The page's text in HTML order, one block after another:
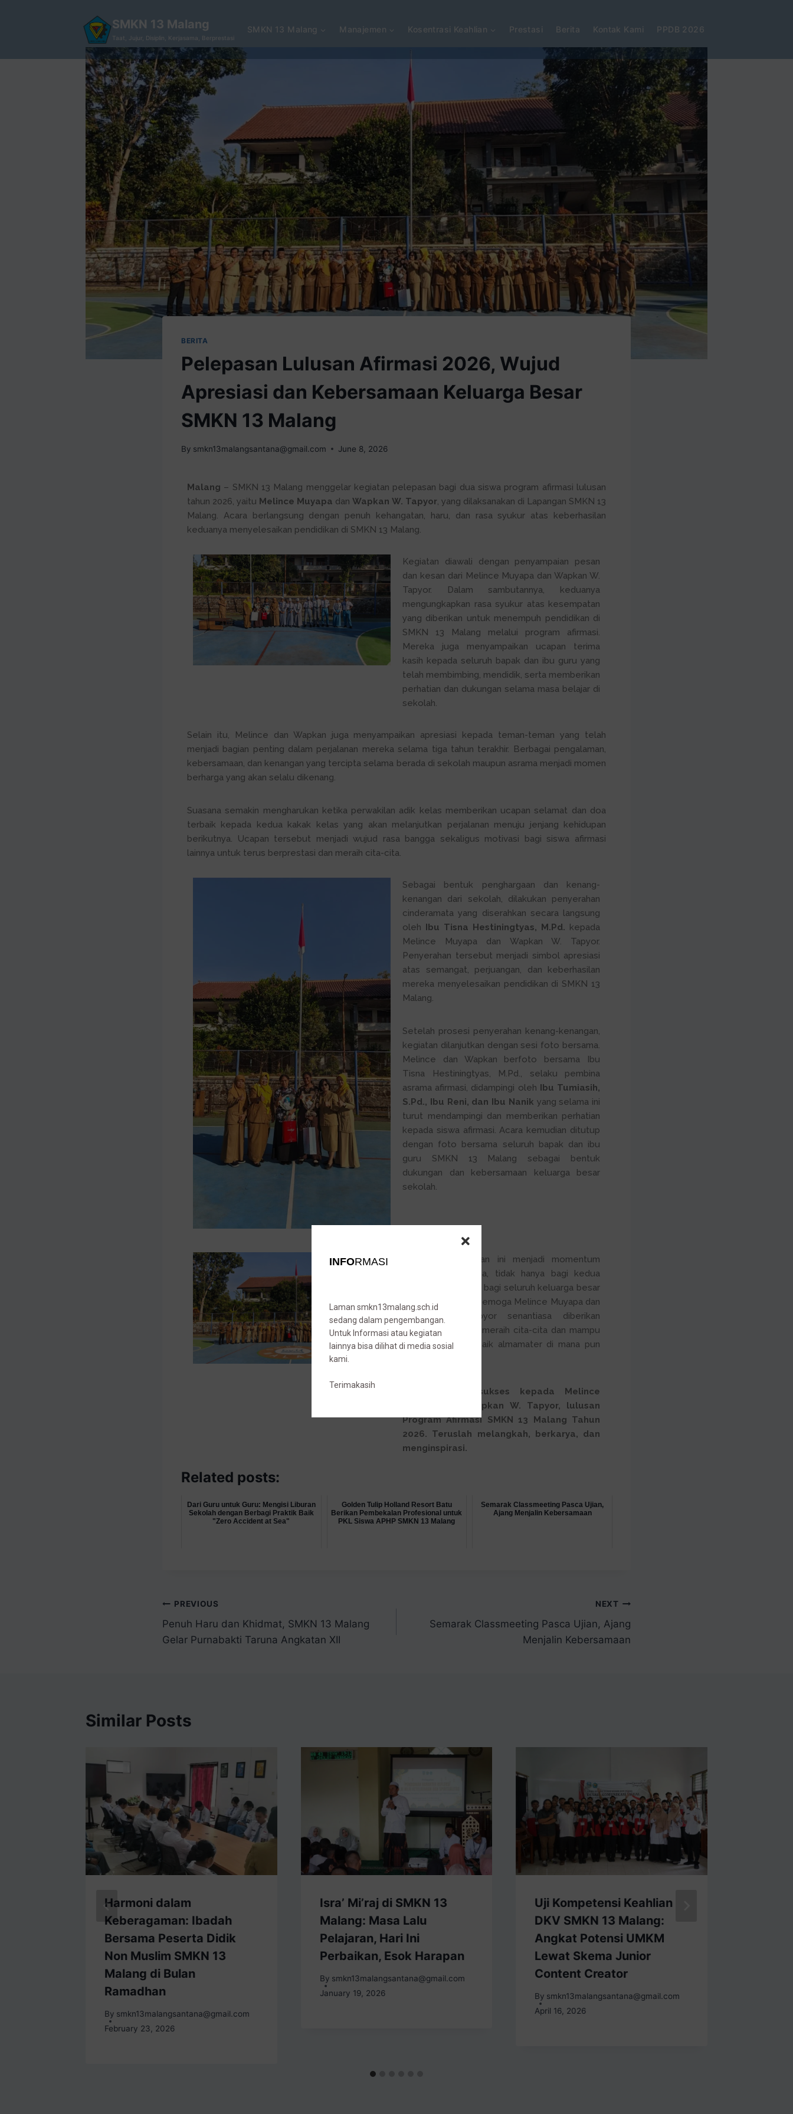
SMKN 13 Malang
Taat, Jujur, Disiplin, Kerjasama, Berprestasi
SMKN 13 Malang Manajemen Kosentrasi Keahlian Prestasi Berita Kontak Kami PPDB 2026
BERITA
Pelepasan Lulusan Afirmasi 2026, Wujud
Apresiasi dan Kebersamaan Keluarga Besar
SMKN 13 Malang
By smkn13malangsantana@gmail.com June 8, 2026
Malang – SMKN 13 Malang menggelar kegiatan pelepasan bagi dua siswa program afirmasi lulusan
tahun 2026, yaitu Melince Muyapa danWapkan W. Tapyor, yang dilaksanakan di Lapangan SMKN 13
Malang. Acara berlangsung dengan penuh kehangatan, haru, dan rasa syukur atas keberhasilan
keduanya menyelesaikan pendidikan di SMKN 13 Malang.
Kegiatan diawali dengan penyampaian pesan
dan kesan dari Melince Muyapa dan Wapkan W.
Tapyor. Dalam sambutannya, keduanya
mengungkapkan rasa syukur atas kesempatan
yang diberikan untuk menempuh pendidikan di
SMKN 13 Malang melalui program afirmasi.
Mereka juga menyampaikan ucapan terima
kasih kepada seluruh bapak dan ibu guru yang
telah membimbing, mendidik, serta memberikan
perhatian dan dukungan selama masa belajar di
sekolah.
Selain itu, Melince dan Wapkan juga menyampaikan apresiasi kepada teman-teman yang telah
menjadi bagian penting dalam perjalanan mereka selama tiga tahun terakhir. Berbagai pengalaman,
kebersamaan, dan kenangan yang tercipta selama berada di sekolah maupun asrama menjadi momen
berharga yang akan selalu dikenang.
Suasana semakin mengharukan ketika perwakilan adik kelas memberikan ucapan selamat dan doa
terbaik kepada kedua kakak kelas yang akan melanjutkan perjalanan menuju jenjang kehidupan
berikutnya. Ucapan tersebut menjadi wujud rasa bangga sekaligus motivasi bagi siswa afirmasi
lainnya untuk terus berprestasi dan meraih cita-cita.
Sebagai bentuk penghargaan dan kenang-
kenangan dari sekolah, dilakukan penyerahan
cinderamata yang diserahkan secara langsung
oleh Ibu Tisna Hestiningtyas, M.Pd. kepada
Melince Muyapa dan Wapkan W. Tapyor.
Penyerahan tersebut menjadi simbol apresiasi
atas semangat, perjuangan, dan keberhasilan
mereka menyelesaikan pendidikan di SMKN 13
Malang.
Setelah prosesi penyerahan kenang-kenangan,
kegiatan dilanjutkan dengan sesi foto bersama.
Melince dan Wapkan berfoto bersama Ibu
Tisna Hestiningtyas, M.Pd., selaku pembina
asrama afirmasi, didampingi oleh Ibu Tumiasih,
S.Pd., Ibu Reni, dan Ibu Nanik yang selama ini
turut mendampingi dan memberikan perhatian
kepada siswa afirmasi. Acara kemudian ditutup
dengan foto bersama seluruh bapak dan ibu
guru SMKN 13 Malang sebagai bentuk
dukungan dan kebersamaan keluarga besar
sekolah.
Kegiatan pelepasan ini menjadi momentum
yang penuh makna, tidak hanya bagi kedua
lulusan, tetapi juga bagi seluruh keluarga besar
SMKN 13 Malang. Semoga Melince Muyapa dan
Wapkan W. Tapyor senantiasa diberikan
kemudahan dalam meraih cita-cita dan mampu
membawa nama baik almamater di mana pun
Selamat dan sukses kepada Melince
Muyapa dan Wapkan W. Tapyor, lulusan
Program Afirmasi SMKN 13 Malang Tahun
2026. Teruslah melangkah, berkarya, dan
menginspirasi.
Related posts:
Dari Guru untuk Guru: Mengisi Liburan
Sekolah dengan Berbagi Praktik Baik
"Zero Accident at Sea"
Golden Tulip Holland Resort Batu
Berikan Pembekalan Profesional untuk
PKL Siswa APHP SMKN 13 Malang
Semarak Classmeeting Pasca Ujian,
Ajang Menjalin Kebersamaan
PREVIOUS
Penuh Haru dan Khidmat, SMKN 13 Malang
Gelar Purnabakti Taruna Angkatan XII
NEXT
Semarak Classmeeting Pasca Ujian, Ajang
Menjalin Kebersamaan
Similar Posts
Harmoni dalam
Keberagaman: Ibadah
Bersama Peserta Didik
Non Muslim SMKN 13
Malang di Bulan
Ramadhan
By smkn13malangsantana@gmail.com
February 23, 2026
Isra’ Mi’raj di SMKN 13
Malang: Masa Lalu
Pelajaran, Hari Ini
Perbaikan, Esok Harapan
By smkn13malangsantana@gmail.com
January 19, 2026
Uji Kompetensi Keahlian
DKV SMKN 13 Malang:
Angkat Potensi UMKM
Lewat Skema Junior
Content Creator
By smkn13malangsantana@gmail.com
April 16, 2026
INFORMASI
Laman smkn13malang.sch.id
sedang dalam pengembangan.
Untuk Informasi atau kegiatan
lainnya bisa dilihat di media sosial
kami.
Terimakasih